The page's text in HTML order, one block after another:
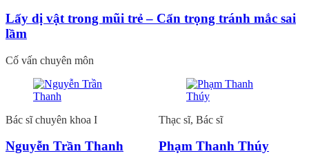
Lấy dị vật trong mũi trẻ – Cẩn trọng tránh mắc sai
lầm
Cố vấn chuyên môn
Bác sĩ chuyên khoa I
Nguyễn Trần Thanh
Thạc sĩ, Bác sĩ
Phạm Thanh Thúy